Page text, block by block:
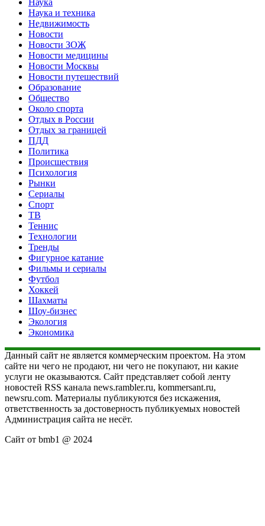
Наука и техника
Недвижимость
Новости
Новости ЗОЖ
Новости медицины
Новости Москвы
Новости путешествий
Образование
Общество
Около спорта
Отдых в России
Отдых за границей
ПДД
Политика
Происшествия
Психология
Рынки
Сериалы
Спорт
ТВ
Теннис
Технологии
Тренды
Фигурное катание
Фильмы и сериалы
Футбол
Хоккей
Шахматы
Шоу-бизнес
Экология
Экономика
Данный сайт не является коммерческим проектом. На этом
сайте ни чего не продают, ни чего не покупают, ни какие
услуги не оказываются. Сайт представляет собой ленту
новостей RSS канала news.rambler.ru, kommersant.ru,
newsru.com. Материалы публикуются без искажения,
ответственность за достоверность публикуемых новостей
Администрация сайта не несёт.
Сайт от bmb1 @ 2024